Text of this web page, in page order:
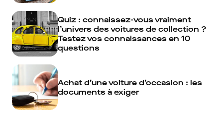
Quiz : connaissez-vous vraiment
l’univers des voitures de collection ?
Testez vos connaissances en 10
questions
Achat d’une voiture d’occasion : les
documents à exiger